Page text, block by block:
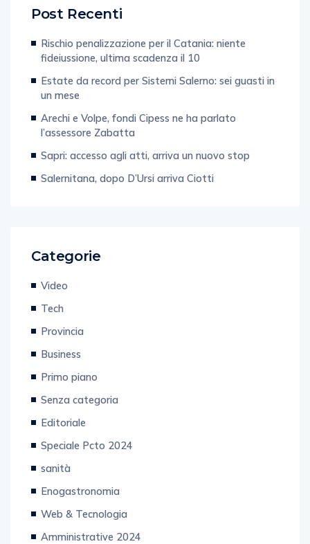
Post Recenti
Rischio penalizzazione per il Catania: niente
fideiussione, ultima scadenza il 10
Estate da record per Sistemi Salerno: sei guasti in
un mese
Arechi e Volpe, fondi Cipess ne ha parlato
l’assessore Zabatta
Sapri: accesso agli atti, arriva un nuovo stop
Salernitana, dopo D’Ursi arriva Ciotti
Categorie
Video
Tech
Provincia
Business
Primo piano
Senza categoria
Editoriale
Speciale Pcto 2024
sanità
Enogastronomia
Web & Tecnologia
Amministrative 2024